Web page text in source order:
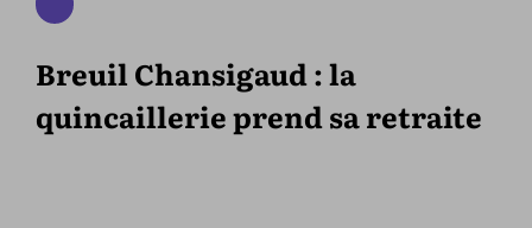
Breuil Chansigaud : la
quincaillerie prend sa retraite